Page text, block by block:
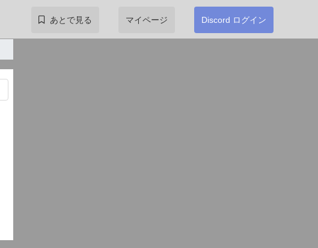
あとで見る マイページ Discord ログイン